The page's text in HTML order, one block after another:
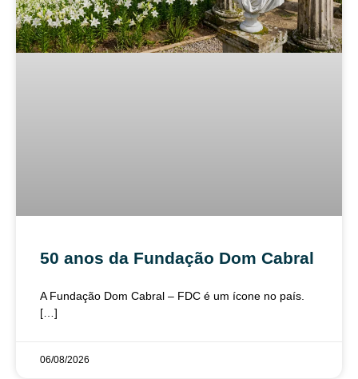
50 anos da Fundação Dom Cabral
A Fundação Dom Cabral – FDC é um ícone no país.
[…]
06/08/2026